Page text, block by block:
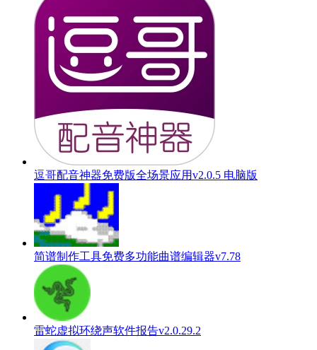
逗哥配音神器免费版全场景应用v2.0.5 电脑版
简谱制作工具免费多功能曲谱编辑器v7.78
雷蛇虚拟环绕声软件报告v2.0.29.2